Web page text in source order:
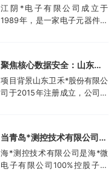
为屡被曝光，不仅让消费者蒙
受经济损失，更严重侵蚀了行
工作人员就选择引入了安企...
子有限公司携手安企神开启
企业防护新时代！
江阴*电子有限公司成立于
1989年，是一家电子元器件集
品。还进入了汽车电子行业、
航空航天行业、工业控制行
业、医疗器械行业和消费电子
增加，现已成功转型为一家提
供完整解...
聚焦核心数据安全：山东卫
禾*股份有限公司携手安企神
软件构建防泄密屏障！
项目背景山东卫禾*股份有限公
司于2015年注册成立，公司拥
备。运用UGNX7.5、
MASTA5.4等研发软件进行研
发，具有强大的技术研发能
当青岛*测控技术有限公司遇
上安企神，测控技术数据安
全将迎来哪些新变化？
海*测控技术有限公司是海*微
电子有限公司100%控股子公